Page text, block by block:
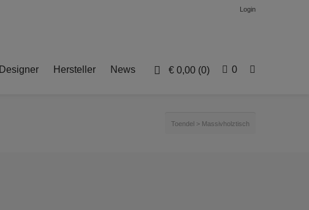
Login
€ 0,00 (0) 0
Designer Hersteller News
Toendel > Massivholztisch